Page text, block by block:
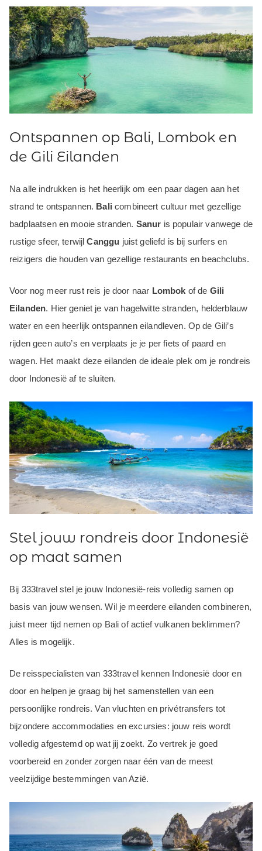
Ontspannen op Bali, Lombok en
de Gili Eilanden
Na alle indrukken is het heerlijk om een paar dagen aan het
strand te ontspannen. Bali combineert cultuur met gezellige
badplaatsen en mooie stranden. Sanur is populair vanwege de
rustige sfeer, terwijlCanggu juist geliefd is bij surfers en
reizigers die houden van gezellige restaurants en beachclubs.
Voor nog meer rust reis je door naar Lombok of de Gili
Eilanden. Hier geniet je van hagelwitte stranden, helderblauw
water en een heerlijk ontspannen eilandleven. Op de Gili’s
rijden geen auto’s en verplaats je je per fiets of paard en
wagen. Het maakt deze eilanden de ideale plek om je rondreis
door Indonesië af te sluiten.
Stel jouw rondreis door Indonesië
op maat samen
Bij 333travel stel je jouw Indonesië-reis volledig samen op
basis van jouw wensen. Wil je meerdere eilanden combineren,
juist meer tijd nemen op Bali of actief vulkanen beklimmen?
Alles is mogelijk.
De reisspecialisten van 333travel kennen Indonesië door en
door en helpen je graag bij het samenstellen van een
persoonlijke rondreis. Van vluchten en privétransfers tot
bijzondere accommodaties en excursies: jouw reis wordt
volledig afgestemd op wat jij zoekt. Zo vertrek je goed
voorbereid en zonder zorgen naar één van de meest
veelzijdige bestemmingen van Azië.